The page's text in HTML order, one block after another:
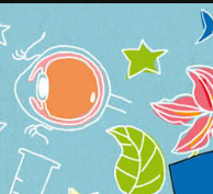
aimer les Sciences aux Enfants !